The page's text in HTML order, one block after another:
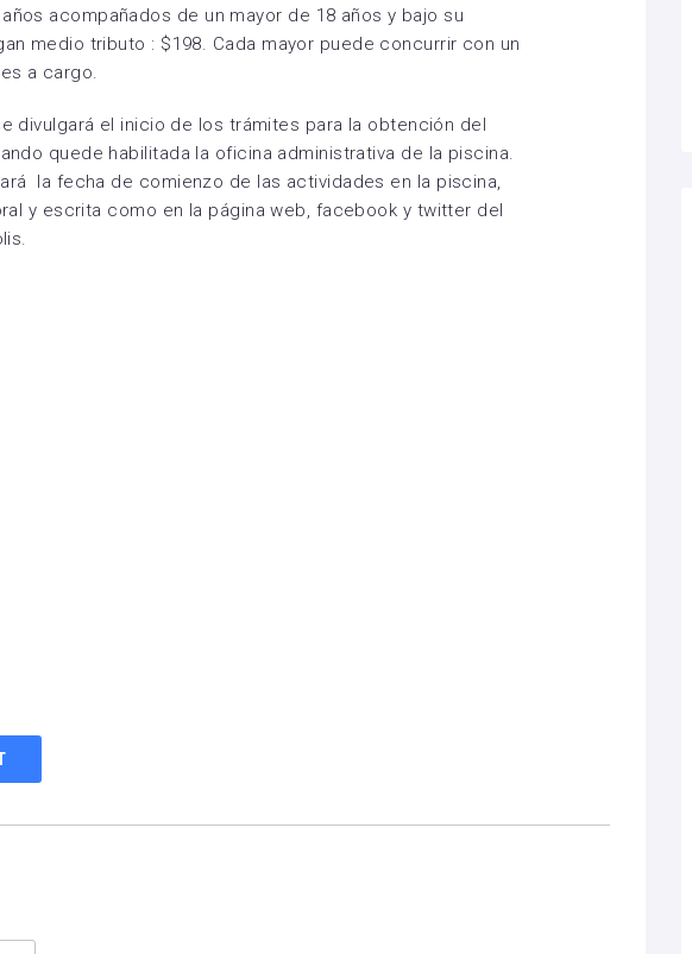
acompañados de un mayor de 18 años y bajo su
medio tributo : $198. Cada mayor puede concurrir con un
a cargo.
divulgará el inicio de los trámites para la obtención del
quede habilitada la oficina administrativa de la piscina.
la fecha de comienzo de las actividades en la piscina,
y escrita como en la página web, facebook y twitter del